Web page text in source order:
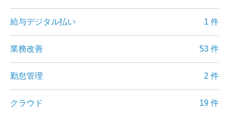
給与デジタル払い 1 件
業務改善 53 件
勤怠管理 2 件
クラウド 19 件